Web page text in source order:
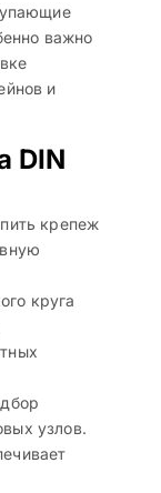
важно
и
DIN
крепеж
круга
узлов.